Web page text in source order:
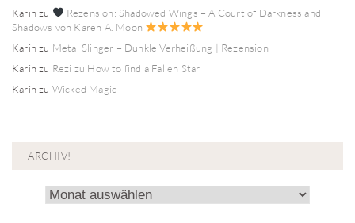
Karinzu
Rezension: Shadowed Wings – A Court of Darkness and
Shadows von Karen A. Moon
Karinzu Metal Slinger – Dunkle Verheißung | Rezension
Karinzu Rezi zu How to find a Fallen Star
Karinzu Wicked Magic
ARCHIV!
Archiv!